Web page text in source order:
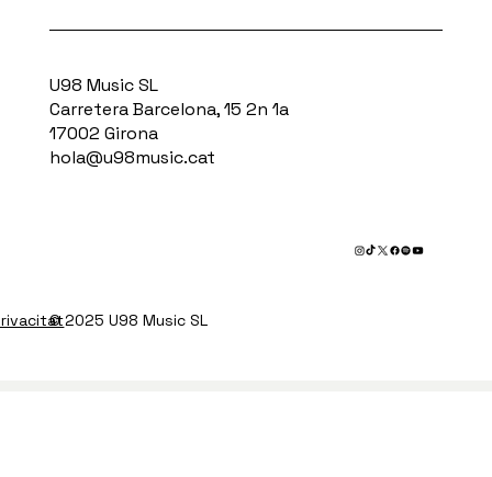
U98 Music SL
Carretera Barcelona, 15 2n 1a
17002 Girona
hola@u98music.cat
© 2025 U98 Music SL